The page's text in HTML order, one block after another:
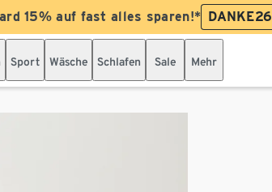
15% auf fast alles sparen!* DANKE26
Sport Wäsche Schlafen Sale Mehr